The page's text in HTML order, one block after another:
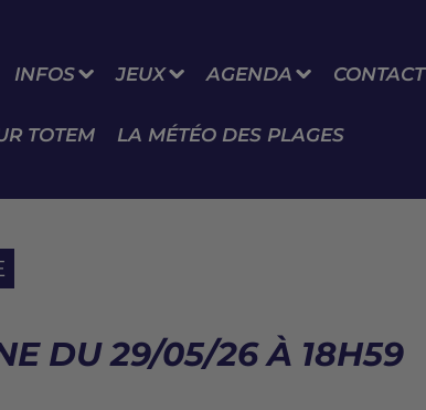
INFOS JEUX AGENDA CONTACT
TOTEM LA MÉTÉO DES PLAGES
DU 29/05/26 À 18H59